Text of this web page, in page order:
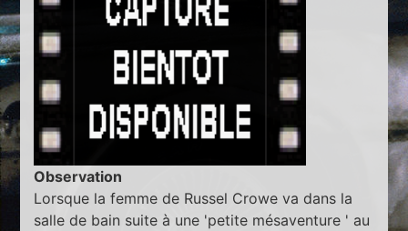
Observation
Lorsque la femme de Russel Crowe va dans la
salle de bain suite à une 'petite mésaventure ' au